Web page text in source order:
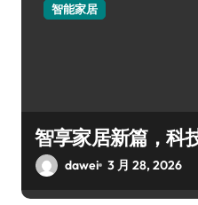
智能家居
智享家居新篇，科
dawei 3 月 28, 2026